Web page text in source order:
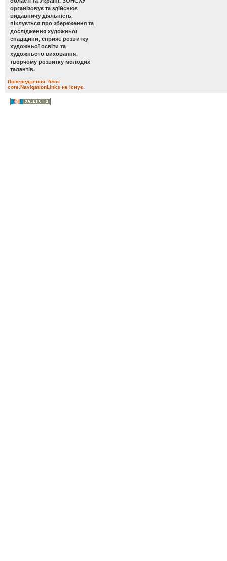
організовує та здійснює
видавничу діяльність,
піклується про збереження та
дослідження художньої
спадщини, сприяє розвитку
художньої освіти та
художнього виховання,
творчому розвитку молодих
талантів.
Попередження: блок
core.NavigationLinks не існує.